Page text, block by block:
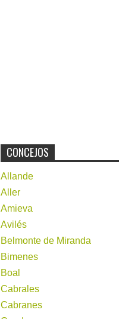
CONCEJOS
Allande
Aller
Amieva
Avilés
Belmonte de Miranda
Bimenes
Boal
Cabrales
Cabranes